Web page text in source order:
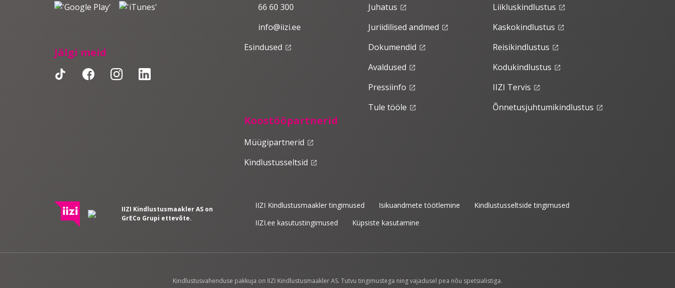
Jälgi meid
66 60 300
info@iizi.ee
Esindused launch
Juhatus launch
Juriidilised andmed launch
Dokumendid launch
Avaldused launch
Pressiinfo launch
Tule tööle launch
Liikluskindlustus launch
Kaskokindlustus launch
Reisikindlustus launch
Kodukindlustus launch
IIZI Tervis launch
Õnnetusjuhtumikindlustus launch
Koostööpartnerid
Müügipartnerid launch
Kindlustusseltsid launch
IIZI Kindlustusmaakler AS on
GrECo Grupi ettevõte.
IIZI Kindlustusmaakler tingimused Isikuandmete töötlemine
Kindlustusseltside tingimused
IIZI.ee kasutustingimused
Küpsiste kasutamine
Kindlustusvahenduse pakkuja on IIZI Kindlustusmaakler AS. Tutvu tingimustega ning vajadusel pea nõu spetsialistiga.